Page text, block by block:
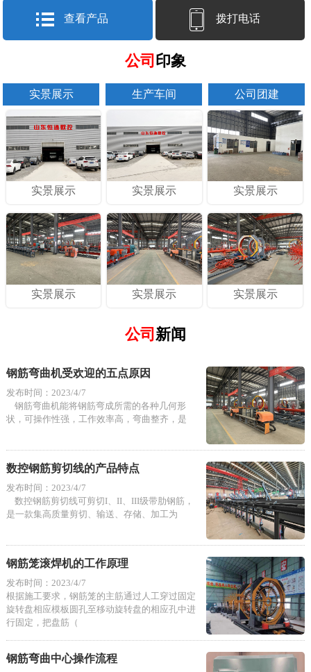
查看产品 拨打电话
公司 印象
实景展示 生产车间 公司团建
实景展示 实景展示 实景展示
实景展示 实景展示 实景展示
公司 新闻
钢筋弯曲机受欢迎的五点原因
发布时间：2023/4/7
钢筋弯曲机能将钢筋弯成所需的各种几何形
状，可操作性强，工作效率高，弯曲整齐，是
数控钢筋剪切线的产品特点
发布时间：2023/4/7
数控钢筋剪切线可剪切I、II、III级带肋钢筋，
是一款集高质量剪切、输送、存储、加工为
钢筋笼滚焊机的工作原理
发布时间：2023/4/7
根据施工要求，钢筋笼的主筋通过人工穿过固定
旋转盘相应模板圆孔至移动旋转盘的相应孔中进
行固定，把盘筋（
钢筋弯曲中心操作流程